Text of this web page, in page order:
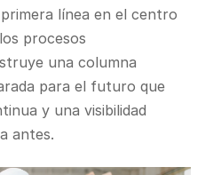
línea en el centro
procesos
una columna
para el futuro que
y una visibilidad
antes.